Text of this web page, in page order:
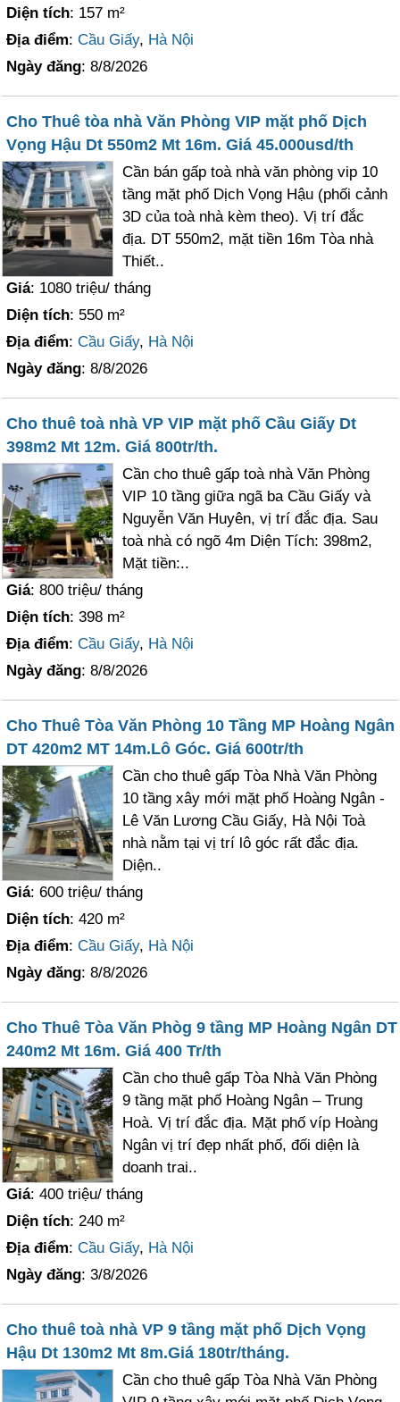
Diện tích: 157 m²
Địa điểm:Cầu Giấy, Hà Nội
Ngày đăng: 8/8/2026
Cho Thuê tòa nhà Văn Phòng VIP mặt phố Dịch
Vọng Hậu Dt 550m2 Mt 16m. Giá 45.000usd/th
Cần bán gấp toà nhà văn phòng vip 10
tầng mặt phố Dịch Vọng Hậu (phối cảnh
3D của toà nhà kèm theo). Vị trí đắc
địa. DT 550m2, mặt tiền 16m Tòa nhà
Thiết..
Giá: 1080 triệu/ tháng
Diện tích: 550 m²
Địa điểm:Cầu Giấy, Hà Nội
Ngày đăng: 8/8/2026
Cho thuê toà nhà VP VIP mặt phố Cầu Giấy Dt
398m2 Mt 12m. Giá 800tr/th.
Cần cho thuê gấp toà nhà Văn Phòng
VIP 10 tầng giữa ngã ba Cầu Giấy và
Nguyễn Văn Huyên, vị trí đắc địa. Sau
toà nhà có ngõ 4m Diện Tích: 398m2,
Mặt tiền:..
Giá: 800 triệu/ tháng
Diện tích: 398 m²
Địa điểm:Cầu Giấy, Hà Nội
Ngày đăng: 8/8/2026
Cho Thuê Tòa Văn Phòng 10 Tầng MP Hoàng Ngân
DT 420m2 MT 14m.Lô Góc. Giá 600tr/th
Cần cho thuê gấp Tòa Nhà Văn Phòng
10 tầng xây mới mặt phố Hoàng Ngân -
Lê Văn Lương Cầu Giấy, Hà Nội Toà
nhà nằm tại vị trí lô góc rất đắc địa.
Diện..
Giá: 600 triệu/ tháng
Diện tích: 420 m²
Địa điểm:Cầu Giấy, Hà Nội
Ngày đăng: 8/8/2026
Cho Thuê Tòa Văn Phòg 9 tầng MP Hoàng Ngân DT
240m2 Mt 16m. Giá 400 Tr/th
Cần cho thuê gấp Tòa Nhà Văn Phòng
9 tầng mặt phố Hoàng Ngân – Trung
Hoà. Vị trí đắc địa. Mặt phố víp Hoàng
Ngân vị trí đẹp nhất phố, đối diện là
doanh trai..
Giá: 400 triệu/ tháng
Diện tích: 240 m²
Địa điểm:Cầu Giấy, Hà Nội
Ngày đăng: 3/8/2026
Cho thuê toà nhà VP 9 tầng mặt phố Dịch Vọng
Hậu Dt 130m2 Mt 8m.Giá 180tr/tháng.
Cần cho thuê gấp Tòa Nhà Văn Phòng